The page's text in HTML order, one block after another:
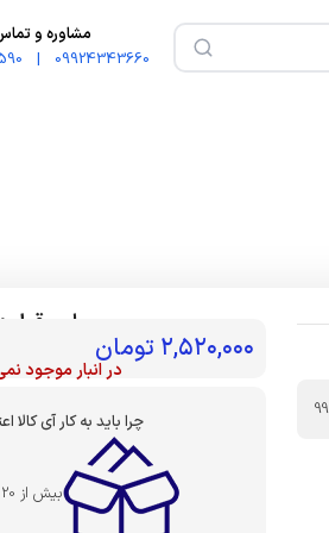
مشاوره و
09924343660 | 09905034590
بهای قطعه :
۲,۵۲۰,۰۰۰ تومان
در انبار موجود
چرا باید به کار آی کالا
بیش از 20 قطعه ساز مطرح